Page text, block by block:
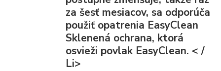
za šesť mesiacov, sa odporúča
použiť opatrenia EasyClean
Sklenená ochrana, ktorá
osvieži povlak EasyClean. < /
Li>